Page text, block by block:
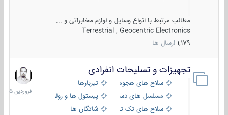
مطالب مرتبط با انواع وسایل و لوازم مخابراتی و ...
Terrestrial , Geocentric Electronics
1,179 ارسال ها
تجهیزات و تسلیحات انفرادی
سلاح های هجومی
تیربارها
مسلسل های دستی
پیستول ها و رولورها
سلاح های تک تیر اندازیشاتگان ها
17
فروردین
1405